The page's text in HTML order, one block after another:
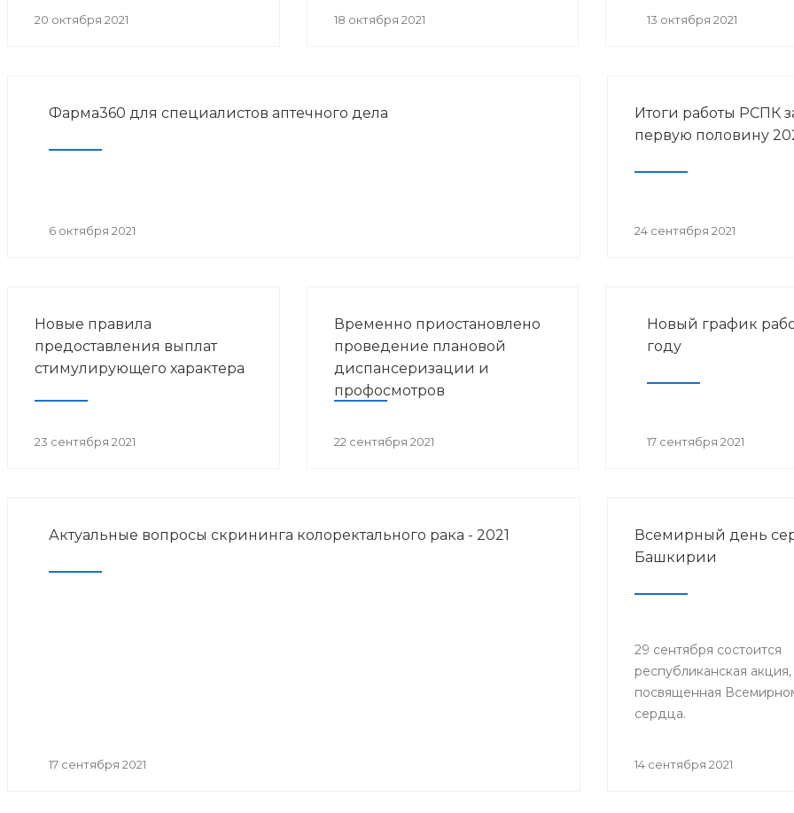
20 октября 2021 18 октября 2021 13 октября 2021
Фарма360 для специалистов аптечного дела
6 октября 2021
Итоги работы РСПК
первую половину
24 сентября 2021
Новые правила
предоставления выплат
стимулирующего характера
23 сентября 2021
Временно приостановлено
проведение плановой
диспансеризации и
профосмотров
22 сентября 2021
Новый график
году
17 сентября 2021
Актуальные вопросы скрининга колоректального рака - 2021
17 сентября 2021
Всемирный день
Башкирии
29 сентября состоится
республиканская акция,
посвященная
сердца.
14 сентября 2021